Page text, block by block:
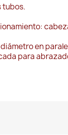
tubos.
en
para